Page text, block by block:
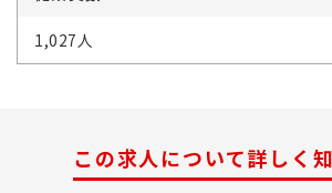
1,027人
この求人について詳しく